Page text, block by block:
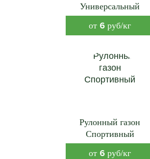
Универсальный
от 6 руб/кг
Рулонный газон
Спортивный
от 6 руб/кг